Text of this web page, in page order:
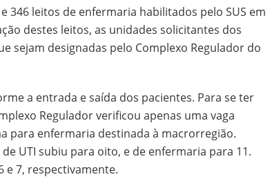
346 leitos de enfermaria habilitados pelo SUS em
destes leitos, as unidades solicitantes dos
sejam designadas pelo Complexo Regulador do
a entrada e saída dos pacientes. Para se ter
Regulador verificou apenas uma vaga
para enfermaria destinada à macrorregião.
UTI subiu para oito, e de enfermaria para 11.
7, respectivamente.